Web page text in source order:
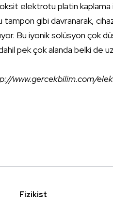
elektrotu platin kaplama
tampon gibi davranarak,
Bu iyonik solüsyon çok
pek çok alanda belki de
www.gercekbilim.com/
Fizikist